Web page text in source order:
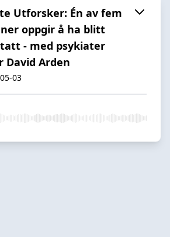
Utforsker: Én av fem
oppgir å ha blitt
- med psykiater
David Arden
03